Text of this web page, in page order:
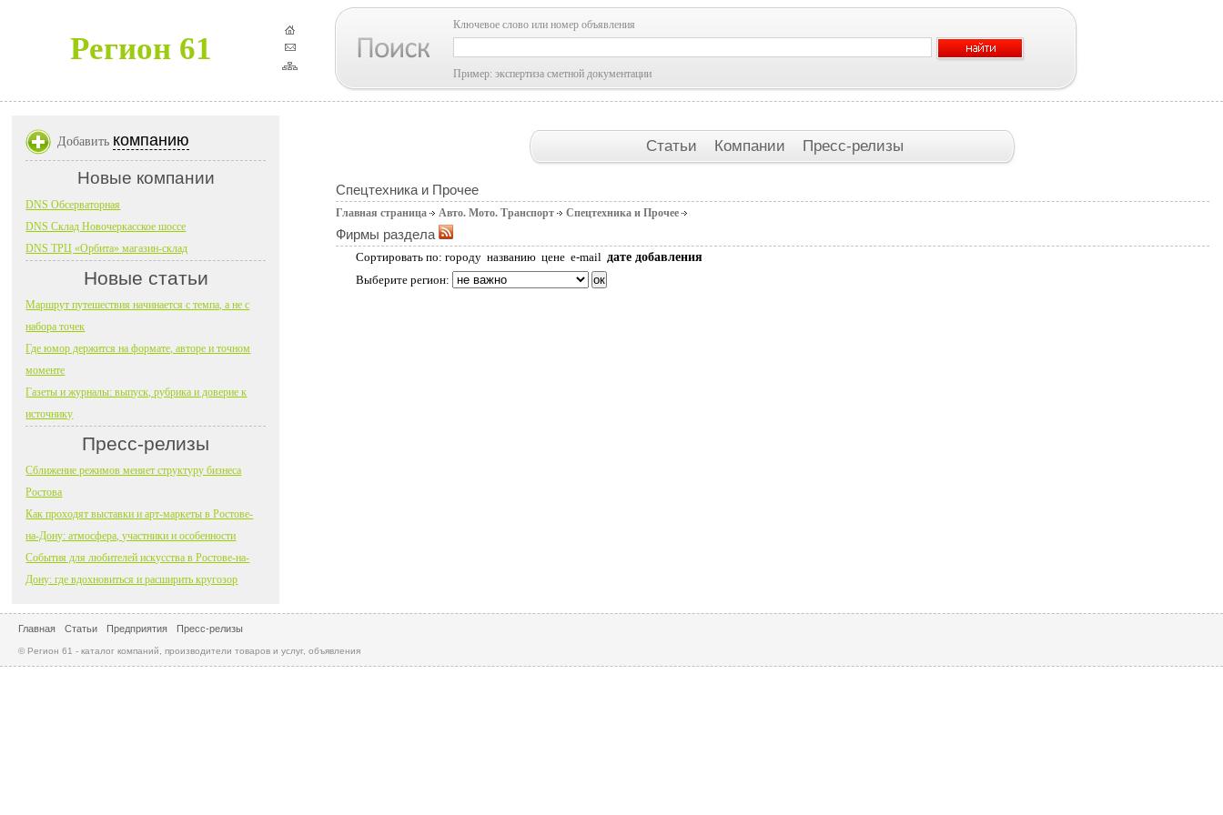
Регион 61
Ключевое слово или номер объявления
Пример: экспертиза сметной документации
Статьи Компании Пресс-релизы
Спецтехника и Прочее
Главная страница Авто. Мото. Транспорт Спецтехника и Прочее
Фирмы раздела
Сортировать по: городу названию цене e-mail дате добавления
Выберите регион:
Добавить компанию
Новые компании
DNS Обсерваторная
DNS Склад Новочеркасское шоссе
DNS ТРЦ «Орбита» магазин-склад
Новые статьи
Маршрут путешествия начинается с темпа, а не с
набора точек
Где юмор держится на формате, авторе и точном
моменте
Газеты и журналы: выпуск, рубрика и доверие к
источнику
Пресс-релизы
Сближение режимов меняет структуру бизнеса
Ростова
Как проходят выставки и арт-маркеты в Ростове-
на-Дону: атмосфера, участники и особенности
События для любителей искусства в Ростове-на-
Дону: где вдохновиться и расширить кругозор
Главная Статьи Предприятия Пресс-релизы
© Регион 61 - каталог компаний, производители товаров и услуг, объявления